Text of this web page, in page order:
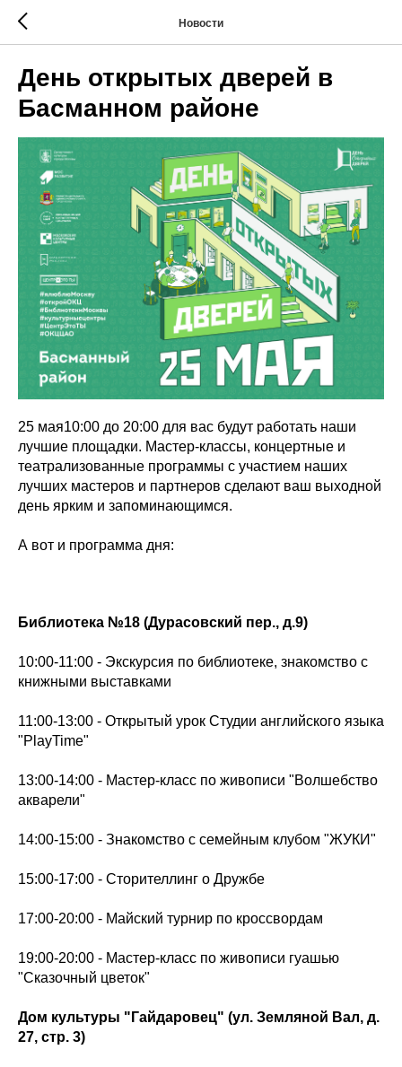
Новости
День открытых дверей в
Басманном районе
25 мая10:00 до 20:00 для вас будут работать наши
лучшие площадки. Мастер-классы, концертные и
театрализованные программы с участием наших
лучших мастеров и партнеров сделают ваш выходной
день ярким и запоминающимся.
А вот и программа дня:
Библиотека №18 (Дурасовский пер., д.9)
10:00-11:00 - Экскурсия по библиотеке, знакомство с
книжными выставками
11:00-13:00 - Открытый урок Студии английского языка
"PlayTime"
13:00-14:00 - Мастер-класс по живописи "Волшебство
акварели"
14:00-15:00 - Знакомство с семейным клубом "ЖУКИ"
15:00-17:00 - Сторителлинг о Дружбе
17:00-20:00 - Майский турнир по кроссвордам
19:00-20:00 - Мастер-класс по живописи гуашью
"Сказочный цветок"
Дом культуры "Гайдаровец" (ул. Земляной Вал, д.
27, стр. 3)